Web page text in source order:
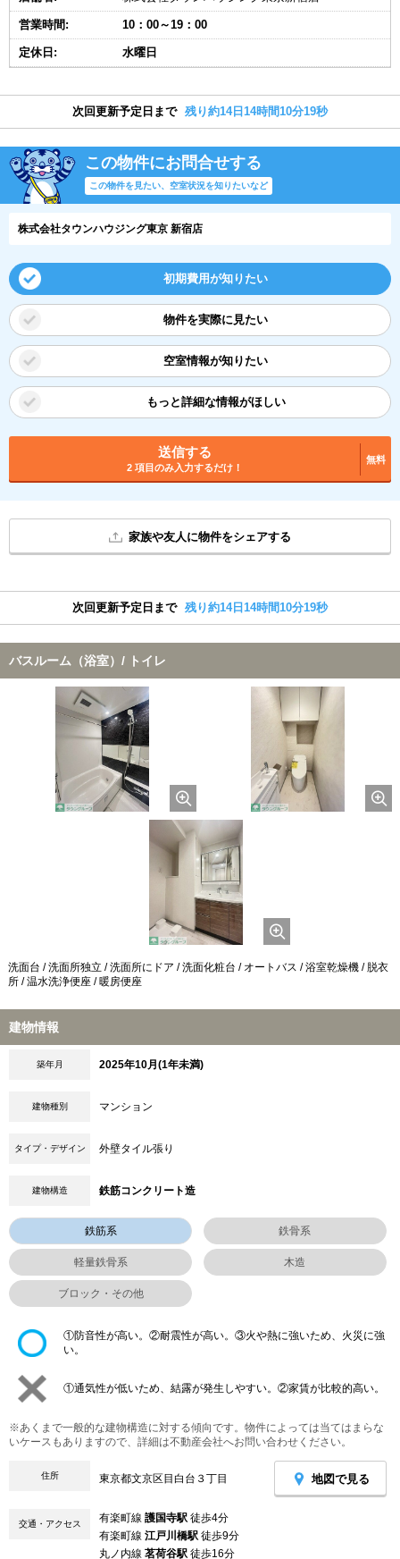
営業時間: 10：00～19：00
定休日: 水曜日
次回更新予定日まで 残り約14日14時間10分18秒
この物件にお問合せする
この物件を見たい、空室状況を知りたいなど
株式会社タウンハウジング東京 新宿店
初期費用が知りたい
物件を実際に見たい
空室情報が知りたい
もっと詳細な情報がほしい
送信する
2 項目のみ入力するだけ！
無料
家族や友人に物件をシェアする
次回更新予定日まで 残り約14日14時間10分18秒
バスルーム（浴室）/ トイレ
洗面台 / 洗面所独立 / 洗面所にドア / 洗面化粧台 / オートバス / 浴室乾燥機 / 脱衣
所 / 温水洗浄便座 / 暖房便座
建物情報
築年月 2025年10月(1年未満)
建物種別 マンション
タイプ・デザイン 外壁タイル張り
建物構造 鉄筋コンクリート造
鉄筋系 鉄骨系
軽量鉄骨系 木造
ブロック・その他
①防音性が高い。②耐震性が高い。③火や熱に強いため、火災に強
い。
①通気性が低いため、結露が発生しやすい。②家賃が比較的高い。
※あくまで一般的な建物構造に対する傾向です。物件によっては当てはまらな
いケースもありますので、詳細は不動産会社へお問い合わせください。
住所 東京都文京区目白台３丁目 地図で見る
交通・アクセス 有楽町線 護国寺駅 徒歩4分
有楽町線 江戸川橋駅 徒歩9分
丸ノ内線 茗荷谷駅 徒歩16分